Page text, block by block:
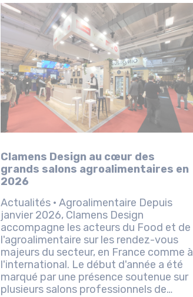
Clamens Design au cœur des
grands salons agroalimentaires en
2026
Actualités · Agroalimentaire Depuis
janvier 2026, Clamens Design
accompagne les acteurs du Food et de
l'agroalimentaire sur les rendez-vous
majeurs du secteur, en France comme à
l'international. Le début d'année a été
marqué par une présence soutenue sur
plusieurs salons professionnels de